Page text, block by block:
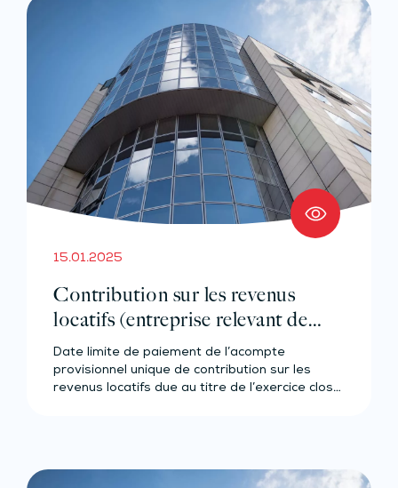
15.01.2025
Contribution sur les revenus
locatifs (entreprise relevant de
l’IR)
Date limite de paiement de l’acompte
provisionnel unique de contribution sur les
revenus locatifs due au titre de l’exercice clos…